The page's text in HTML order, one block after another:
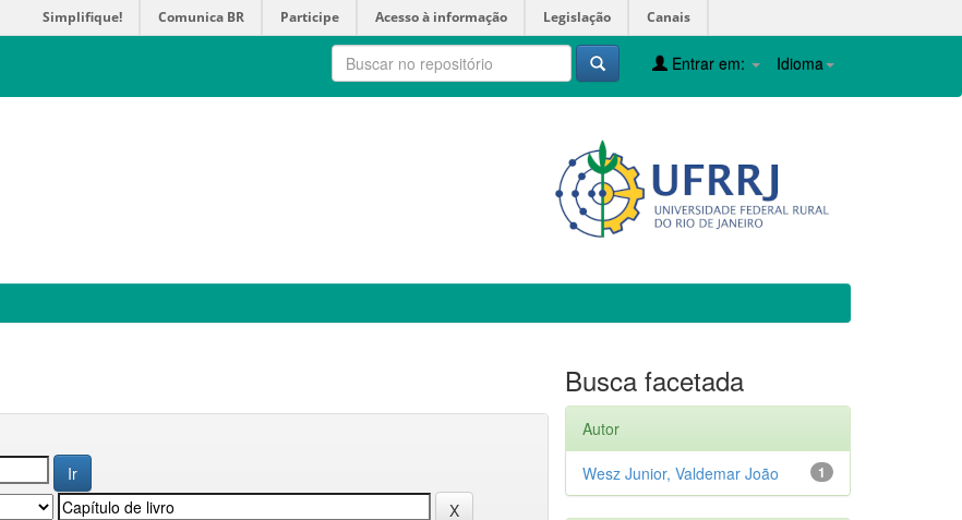
Simplifique! Comunica BR Participe Acesso à informação Legislação Canais
Idioma
Entrar em:
Busca facetada
Autor
1
Wesz Junior, Valdemar João